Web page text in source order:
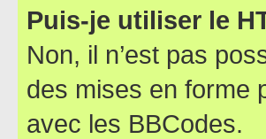
Puis-je utiliser le
Non, il n’est pas
des mises en forme
avec les BBCodes.